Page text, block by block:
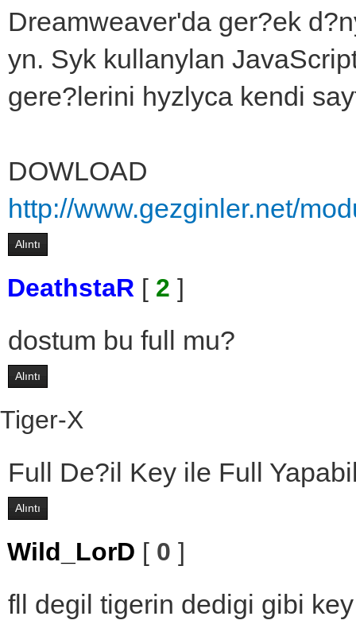
Dreamweaver'da ger?ek
yn. Syk kullanylan
gere?lerini hyzlyca kendi
DOWLOAD
http://www.gezginler.net/
Alıntı
DeathstaR [ 2 ]
dostum bu full mu?
Alıntı
Tiger-X
Full De?il Key ile Full
Alıntı
Wild_LorD [ 0 ]
fll degil tigerin dedigi gibi